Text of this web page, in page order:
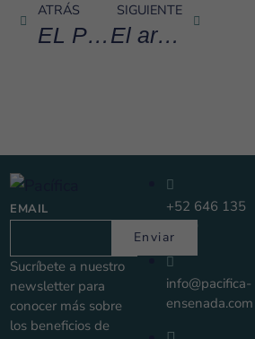
ATRÁS
EL PRIVILEGIO DE PERTENECER, TU VIDA JUNTO A LA PLAYA EN 2026
SIGUIENTE
El arte de escapar: por qué los micro-escapes de fin de semana están cambiando la forma de vivir
EMAIL
Enviar
Sucríbete a nuestro
newsletter para
conocer más sobre
los beneficios de
+52 646 135
info@pacifica-
ensenada.com